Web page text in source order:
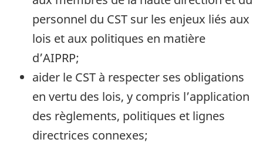
personnel du CST sur les enjeux liés aux
lois et aux politiques en matière
d’AIPRP;
aider le CST à respecter ses obligations
en vertu des lois, y compris l’application
des règlements, politiques et lignes
directrices connexes;